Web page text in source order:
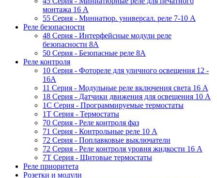
монтажа 16 A
55 Cерия - Миниатюр. универсал. реле 7-10 A
Реле безопасности
48 Серия - Интерфейсные модули реле
безопасности 8А
50 Серия - Безопасные реле 8А
Реле контроля
10 Серия - Фотореле для уличного освещения 12 -
16A
11 Серия - Модульные реле включения света 16 A
18 Серия - Датчики движения для освещения 10 A
1C Серия - Программируемые термостаты
1Т Серия - Термостаты
70 Серия - Реле контроля фаз
71 Серия - Контрольные реле 10 A
72 Серия - Поплавковые выключатели
72 Серия - Реле контроля уровня жидкости 16 А
7T Серия - Щитовые термостаты
Реле приоритета
Розетки и модули